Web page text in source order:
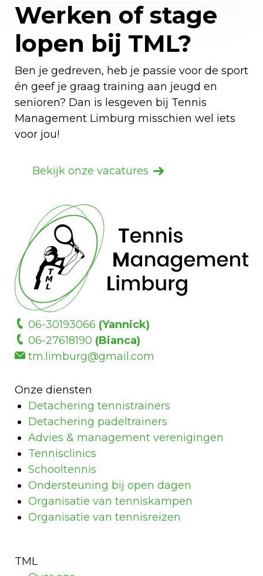
Werken of stage
lopen bij TML?
Ben je gedreven, heb je passie voor de sport
én geef je graag training aan jeugd en
senioren? Dan is lesgeven bij Tennis
Management Limburg misschien wel iets
voor jou!
Bekijk onze vacatures
06-30193066 (Yannick)
06-27618190 (Bianca)
tm.limburg@gmail.com
Onze diensten
Detachering tennistrainers
Detachering padeltrainers
Advies & management verenigingen
Tennisclinics
Schooltennis
Ondersteuning bij open dagen
Organisatie van tenniskampen
Organisatie van tennisreizen
TML